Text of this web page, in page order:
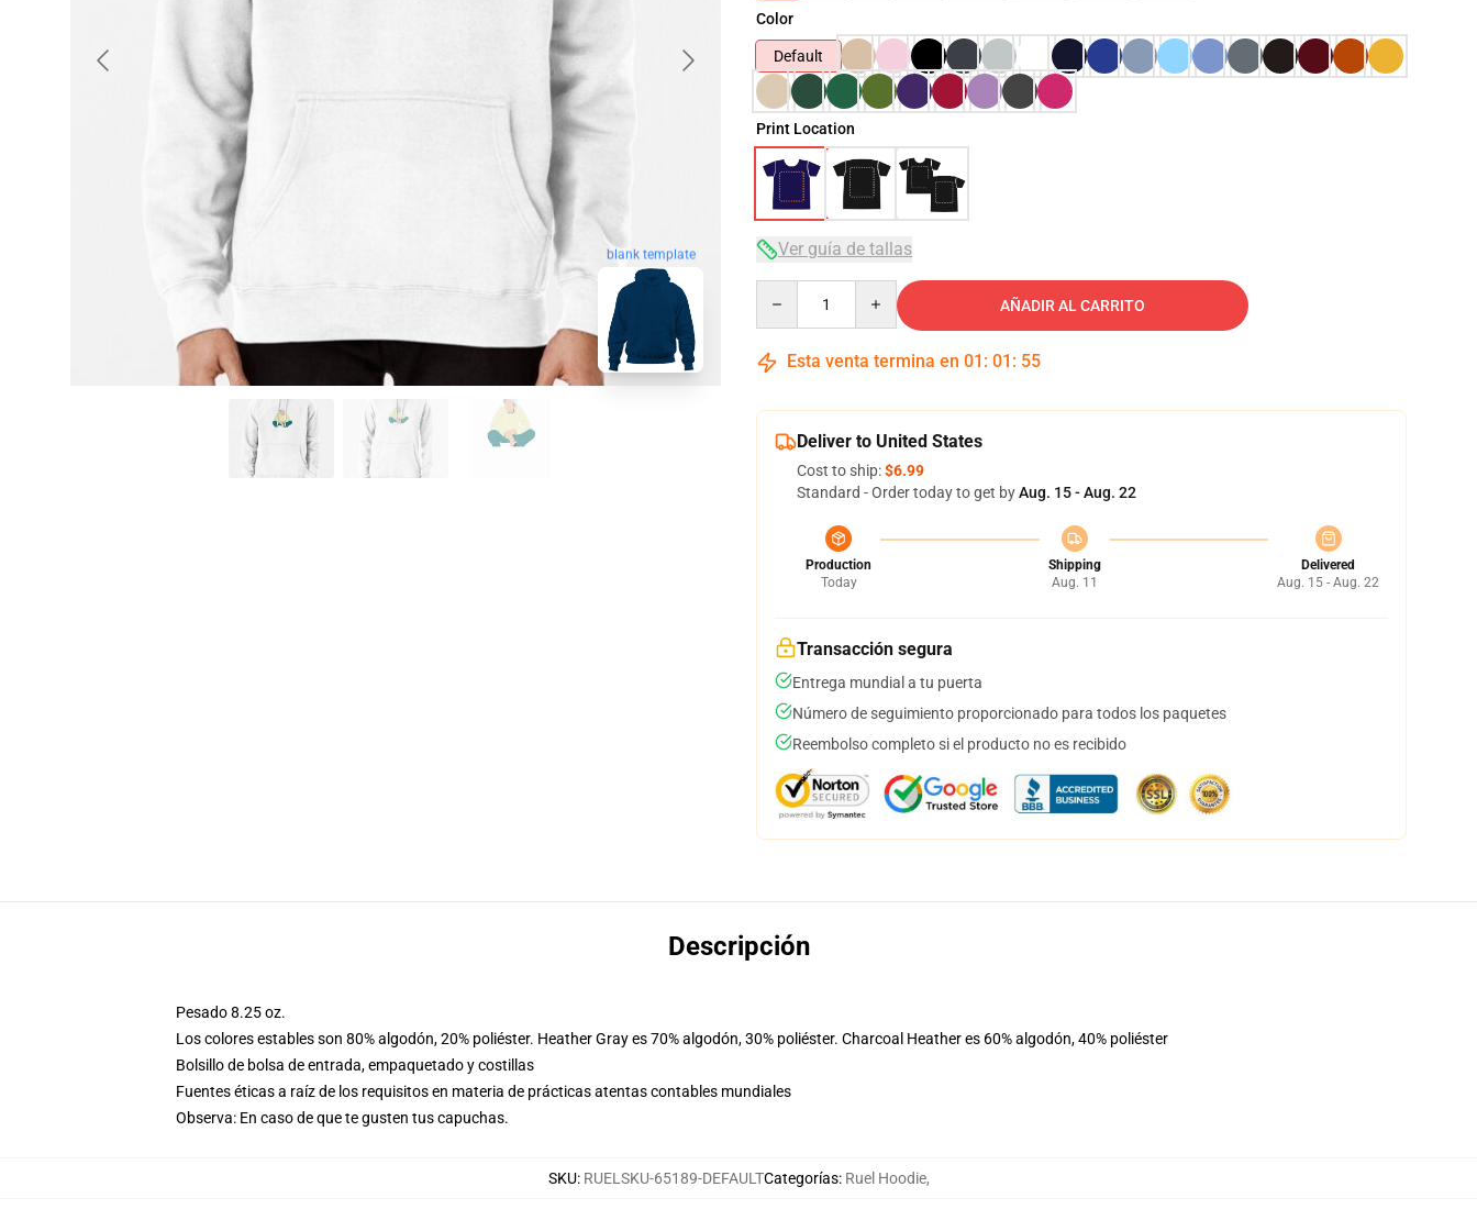
blank template
Color
Default
Print Location
Ver guía de tallas
AÑADIR AL CARRITO
Esta venta termina en 01 : 01 : 54
Deliver to United States
Cost to ship:$6.99
Standard - Order today to get byAug. 15 - Aug. 22
Production
Today
Shipping
Aug. 11
Delivered
Aug. 15 - Aug. 22
Transacción segura
Entrega mundial a tu puerta
Número de seguimiento proporcionado para todos los paquetes
Reembolso completo si el producto no es recibido
Descripción
Pesado 8.25 oz.
Los colores estables son 80% algodón, 20% poliéster. Heather Gray es 70% algodón, 30% poliéster. Charcoal Heather es 60% algodón, 40% poliéster
Bolsillo de bolsa de entrada, empaquetado y costillas
Fuentes éticas a raíz de los requisitos en materia de prácticas atentas contables mundiales
Observa: En caso de que te gusten tus capuchas.
SKU: RUELSKU-65189-DEFAULTCategorías: Ruel Hoodie,